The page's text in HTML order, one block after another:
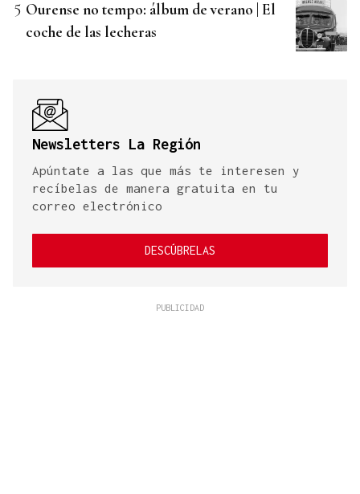
Ourense no tempo: álbum de verano | El
coche de las lecheras
Newsletters La Región
Apúntate a las que más te interesen y
recíbelas de manera gratuita en tu
correo electrónico
DESCÚBRELAS